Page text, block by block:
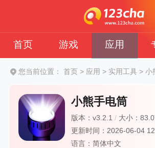
首页 游戏 应用
您当前位置： 首页 > 应用 > 实用工具 >小
小熊手电筒
版本：v3.2.1/ 大小：
更新时间：2026-06-04
语言：简体中文